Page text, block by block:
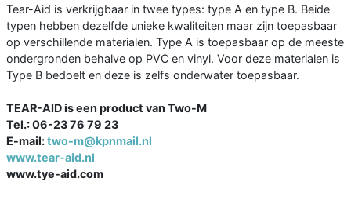
Tear-Aid is verkrijgbaar in twee types: type A en type B. Beide
typen hebben dezelfde unieke kwaliteiten maar zijn toepasbaar
op verschillende materialen. Type A is toepasbaar op de meeste
ondergronden behalve op PVC en vinyl. Voor deze materialen is
Type B bedoelt en deze is zelfs onderwater toepasbaar.
TEAR-AID is een product van Two-M
Tel.: 06-23 76 79 23
E-mail:two-m@kpnmail.nl
www.tear-aid.nl
www.tye-aid.com